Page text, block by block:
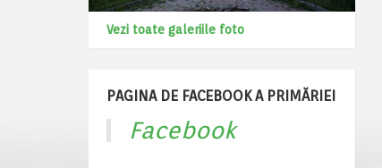
Vezi toate galeriile foto
PAGINA DE FACEBOOK A PRIMĂRIEI
Facebook